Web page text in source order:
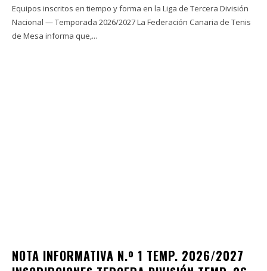
Equipos inscritos en tiempo y forma en la Liga de Tercera División
Nacional — Temporada 2026/2027 La Federación Canaria de Tenis
de Mesa informa que,...
NOTA INFORMATIVA N.º 1 TEMP. 2026/2027